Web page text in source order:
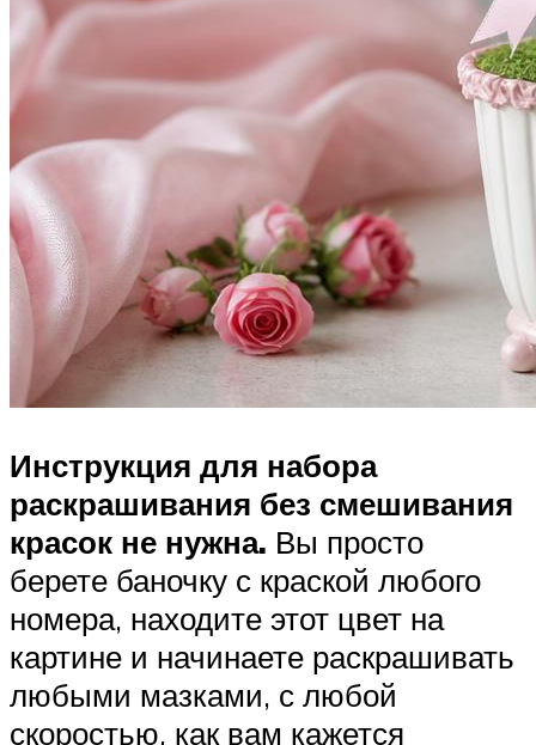
Инструкция для набора
раскрашивания без смешивания
красок не нужна. Вы просто
берете баночку с краской любого
номера, находите этот цвет на
картине и начинаете раскрашивать
любыми мазками, с любой
скоростью, как вам кажется